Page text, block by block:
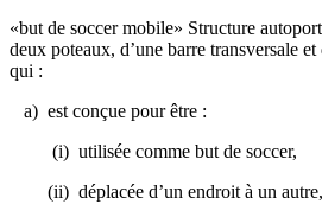
«but de soccer mobile» Structure
deux poteaux, d’une barre transversale
qui :
a) est conçue pour être :
(i) utilisée comme but de soccer,
(ii) déplacée d’un endroit à un autre,